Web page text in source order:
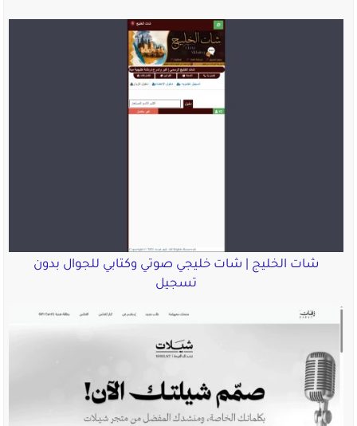
شات الخليج | شات خليجي صوتي وكتابي للجوال بدون
تسجيل